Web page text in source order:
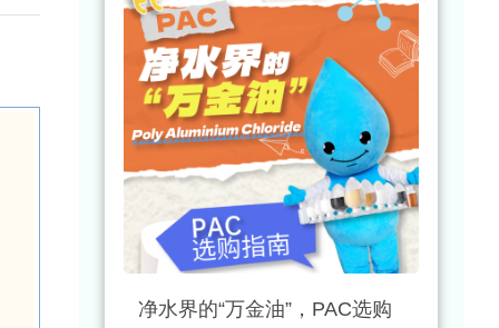
净水界的“万金油”，PAC选购